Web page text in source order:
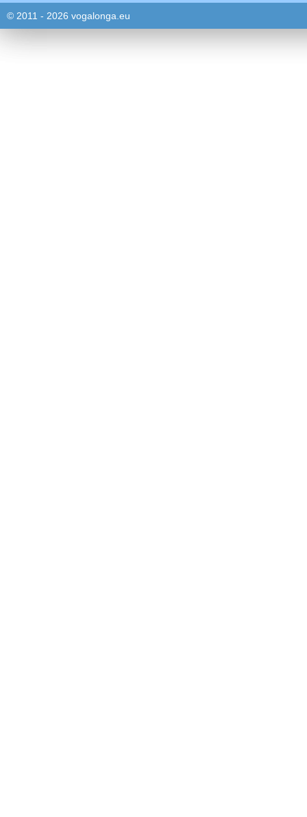
© 2011 - 2026 vogalonga.eu